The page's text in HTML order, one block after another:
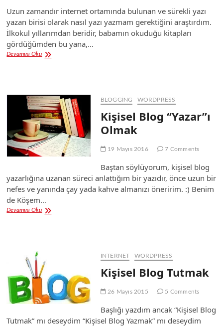
Uzun zamandır internet ortamında bulunan ve sürekli yazı
yazan birisi olarak nasıl yazı yazmam gerektiğini araştırdım.
İlkokul yıllarımdan beridir, babamın okuduğu kitapları
gördüğümden bu yana,…
Devamını OkuSeo
BLOGGING
WORDPRESS
Kişisel Blog “Yazar”ı
Olmak
19 Mayıs 2016 7 Comments
Baştan söylüyorum, kişisel blog
yazarlığına uzanan süreci anlattığım bir yazıdır, önce uzun bir
nefes ve yanında çay yada kahve almanızı öneririm. :) Benim
de Köşem…
Devamını OkuKişisel
İNTERNET WORDPRESS
Kişisel Blog Tutmak
26 Mayıs 2015 5 Comments
Başlığı yazdım ancak “Kişisel Blog
Tutmak” mı deseydim “Kişisel Blog Yazmak” mı deseydim